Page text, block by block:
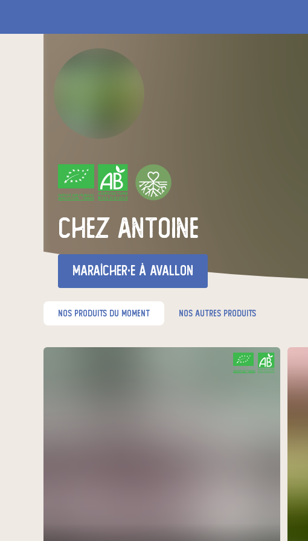
Chez Antoine
CERTIFIÉ PAR FR-BIO-01
AGRICULTURE FRANCE
maraîcher·e à Avallon
nos produits du moment nos autres produits
CERTIFIÉ PAR FR-BIO-01
AGRICULTURE FRANCE